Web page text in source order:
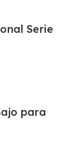
Serie
para